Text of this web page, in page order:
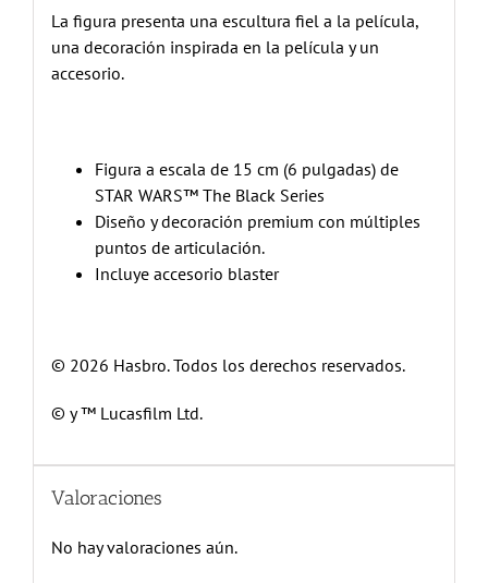
La figura presenta una escultura fiel a la película,
una decoración inspirada en la película y un
accesorio.
Figura a escala de 15 cm (6 pulgadas) de
STAR WARS™ The Black Series
Diseño y decoración premium con múltiples
puntos de articulación.
Incluye accesorio blaster
© 2026 Hasbro. Todos los derechos reservados.
© y ™ Lucasfilm Ltd.
Valoraciones
No hay valoraciones aún.